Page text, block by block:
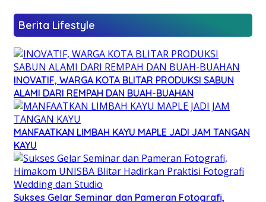
Berita Lifestyle
INOVATIF, WARGA KOTA BLITAR PRODUKSI SABUN
ALAMI DARI REMPAH DAN BUAH-BUAHAN
MANFAATKAN LIMBAH KAYU MAPLE JADI JAM TANGAN
KAYU
Sukses Gelar Seminar dan Pameran Fotografi,